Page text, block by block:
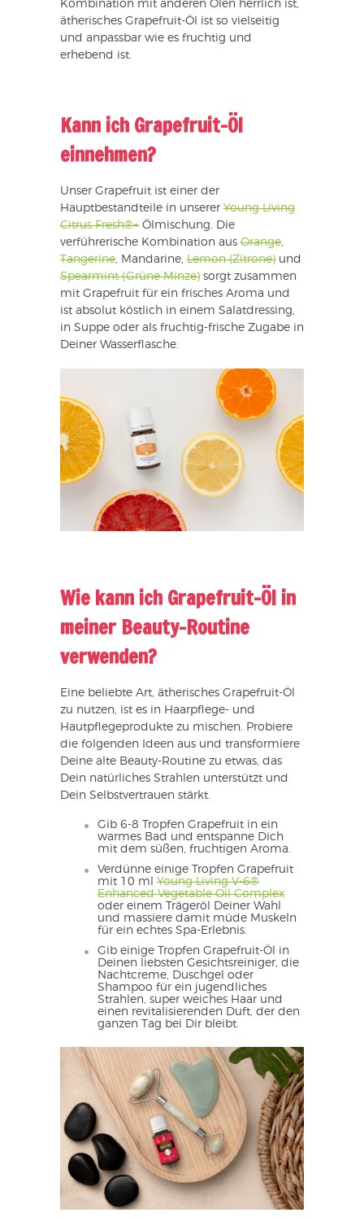
Kombination mit anderen Ölen herrlich ist,
ätherisches Grapefruit-Öl ist so vielseitig
und anpassbar wie es fruchtig und
erhebend ist.
Kann ich Grapefruit-Öl
einnehmen?
Unser Grapefruit ist einer der
Hauptbestandteile in unserer Young Living
Citrus Fresh®+ Ölmischung. Die
verführerische Kombination aus Orange,
Tangerine, Mandarine, Lemon (Zitrone) und
Spearmint (Grüne Minze) sorgt zusammen
mit Grapefruit für ein frisches Aroma und
ist absolut köstlich in einem Salatdressing,
in Suppe oder als fruchtig-frische Zugabe in
Deiner Wasserflasche.
Wie kann ich Grapefruit-Öl in
meiner Beauty-Routine
verwenden?
Eine beliebte Art, ätherisches Grapefruit-Öl
zu nutzen, ist es in Haarpflege- und
Hautpflegeprodukte zu mischen. Probiere
die folgenden Ideen aus und transformiere
Deine alte Beauty-Routine zu etwas, das
Dein natürliches Strahlen unterstützt und
Dein Selbstvertrauen stärkt.
Gib 6-8 Tropfen Grapefruit in ein
warmes Bad und entspanne Dich
mit dem süßen, fruchtigen Aroma.
Verdünne einige Tropfen Grapefruit
mit 10 ml Young Living V-6®
Enhanced Vegetable Oil Complex
oder einem Trägeröl Deiner Wahl
und massiere damit müde Muskeln
für ein echtes Spa-Erlebnis.
Gib einige Tropfen Grapefruit-Öl in
Deinen liebsten Gesichtsreiniger, die
Nachtcreme, Duschgel oder
Shampoo für ein jugendliches
Strahlen, super weiches Haar und
einen revitalisierenden Duft, der den
ganzen Tag bei Dir bleibt.